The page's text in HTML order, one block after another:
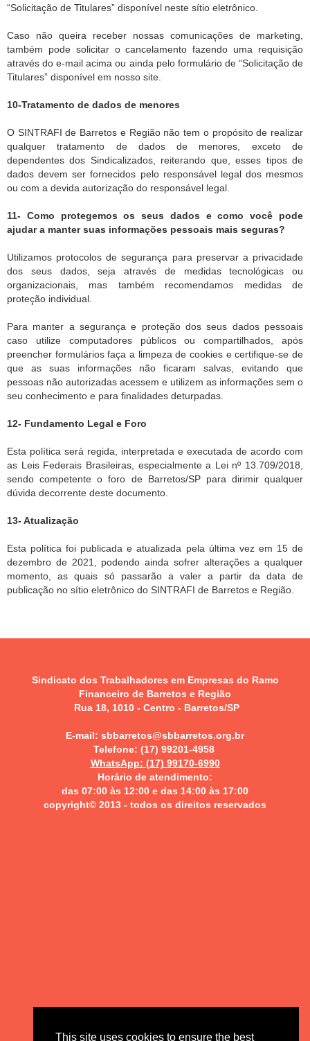
This site uses cookies to ensure the best
“Solicitação de Titulares” disponível neste sítio eletrônico.
Caso não queira receber nossas comunicações de marketing,
também pode solicitar o cancelamento fazendo uma requisição
através do e-mail acima ou ainda pelo formulário de “Solicitação de
Titulares” disponível em nosso site.
10-Tratamento de dados de menores
O SINTRAFI de Barretos e Região não tem o propósito de realizar
qualquer tratamento de dados de menores, exceto de
dependentes dos Sindicalizados, reiterando que, esses tipos de
dados devem ser fornecidos pelo responsável legal dos mesmos
ou com a devida autorização do responsável legal.
11- Como protegemos os seus dados e como você pode
ajudar a manter suas informações pessoais mais seguras?
Utilizamos protocolos de segurança para preservar a privacidade
dos seus dados, seja através de medidas tecnológicas ou
organizacionais, mas também recomendamos medidas de
proteção individual.
Para manter a segurança e proteção dos seus dados pessoais
caso utilize computadores públicos ou compartilhados, após
preencher formulários faça a limpeza de cookies e certifique-se de
que as suas informações não ficaram salvas, evitando que
pessoas não autorizadas acessem e utilizem as informações sem o
seu conhecimento e para finalidades deturpadas.
12- Fundamento Legal e Foro
Esta política será regida, interpretada e executada de acordo com
as Leis Federais Brasileiras, especialmente a Lei nº 13.709/2018,
sendo competente o foro de Barretos/SP para dirimir qualquer
dúvida decorrente deste documento.
13- Atualização
Esta política foi publicada e atualizada pela última vez em 15 de
dezembro de 2021, podendo ainda sofrer alterações a qualquer
momento, as quais só passarão a valer a partir da data de
publicação no sítio eletrônico do SINTRAFI de Barretos e Região.
Sindicato dos Trabalhadores em Empresas do Ramo
Financeiro de Barretos e Região
Rua 18, 1010 - Centro - Barretos/SP
E-mail: sbbarretos@sbbarretos.org.br
Telefone: (17) 99201-4958
WhatsApp: (17) 99170-6990
Horário de atendimento:
das 07:00 às 12:00 e das 14:00 às 17:00
copyright© 2013 - todos os direitos reservados